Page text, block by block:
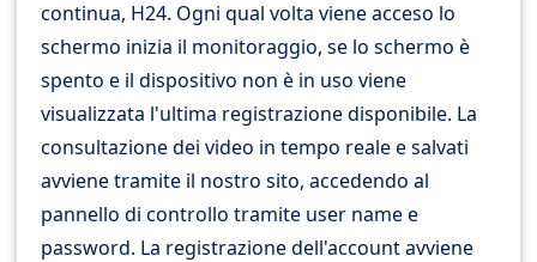
continua, H24. Ogni qual volta viene acceso lo
schermo inizia il monitoraggio, se lo schermo è
spento e il dispositivo non è in uso viene
visualizzata l'ultima registrazione disponibile. La
consultazione dei video in tempo reale e salvati
avviene tramite il nostro sito, accedendo al
pannello di controllo tramite user name e
password. La registrazione dell'account avviene